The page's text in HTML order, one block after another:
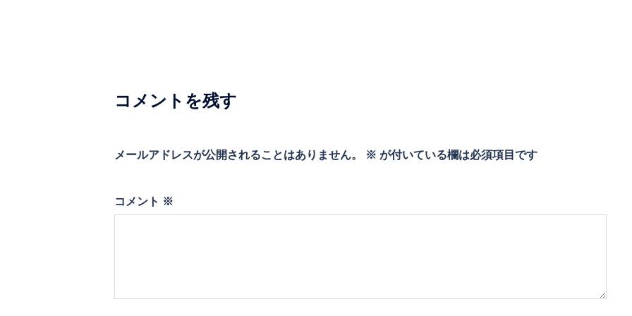
コメントを残す
メールアドレスが公開されることはありません。 ※ が付いている欄は必須項目です
コメント ※